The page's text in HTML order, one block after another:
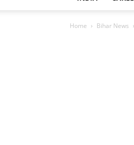
Home Bihar News